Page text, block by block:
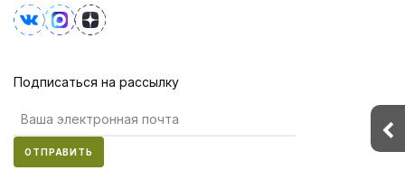
Подписаться на рассылку
ОТПРАВИТЬ